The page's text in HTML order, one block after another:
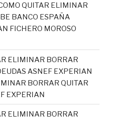
QUITAR ELIMINAR
BANCO ESPAÑA
FICHERO MOROSO
ELIMINAR BORRAR
ASNEF EXPERIAN
BORRAR QUITAR
EXPERIAN
ELIMINAR BORRAR